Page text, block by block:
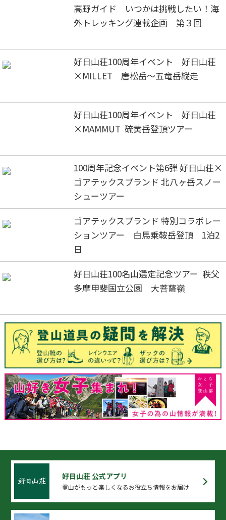
高野ガイド いつかは挑戦したい！海
外トレッキング連載企画 第３回
好日山荘100周年イベント 好日山荘
×MILLET 唐松岳～五竜岳縦走
好日山荘100周年イベント 好日山荘
×MAMMUT 硫黄岳登頂ツアー
100周年記念イベント第6弾 好日山荘×
ゴアテックスブランド 北八ヶ岳スノー
シューツアー
ゴアテックスブランド 特別コラボレー
ションツアー 白馬乗鞍岳登頂 1泊2
日
好日山荘100名山選定記念ツアー 秩父
多摩甲斐国立公園 大菩薩嶺
好日山荘 公式アプリ
登山がもっと楽しくなるお役立ち情報をお届け